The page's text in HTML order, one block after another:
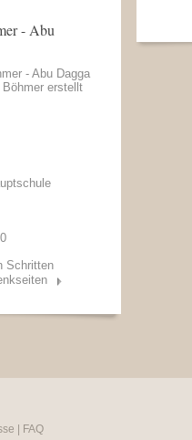
- Abu
- Abu Dagga
Böhmer erstellt
Schritten
FAQ